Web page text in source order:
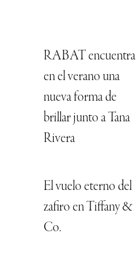
RABAT encuentra
en el verano una
nueva forma de
brillar junto a Tana
Rivera
El vuelo eterno del
zafiro en Tiffany &
Co.